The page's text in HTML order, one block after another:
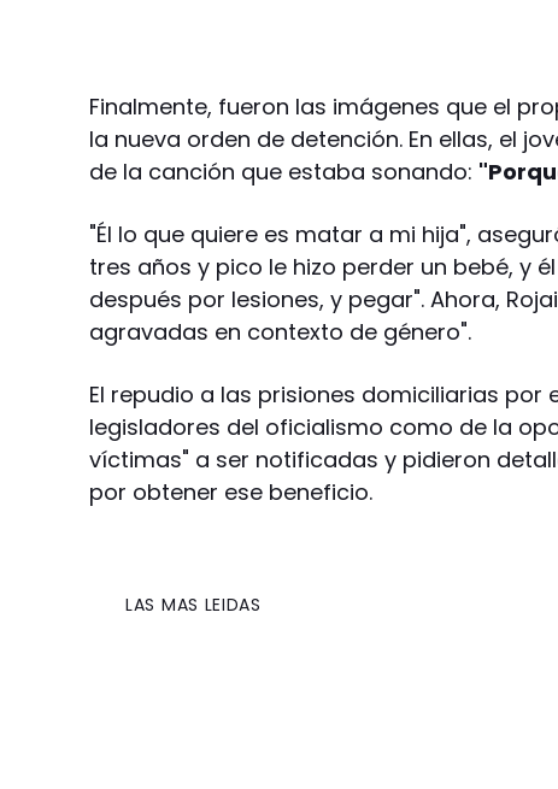
Finalmente, fueron las imágenes que el
la nueva orden de detención. En ellas, el
de la canción que estaba sonando:
"Él lo que quiere es matar a mi hija",
tres años y pico le hizo perder un bebé, y
después por lesiones, y pegar". Ahora,
agravadas en contexto de género".
El repudio a las prisiones domiciliarias por
legisladores del oficialismo como de la
víctimas" a ser notificadas y pidieron
por obtener ese beneficio.
LAS MAS LEIDAS